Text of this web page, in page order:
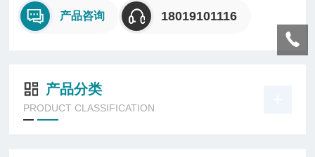
产品咨询 18019101116
产品分类
PRODUCT CLASSIFICATION